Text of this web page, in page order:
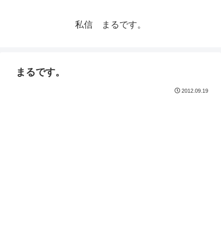
私信 まるです。
まるです。
2012.09.19